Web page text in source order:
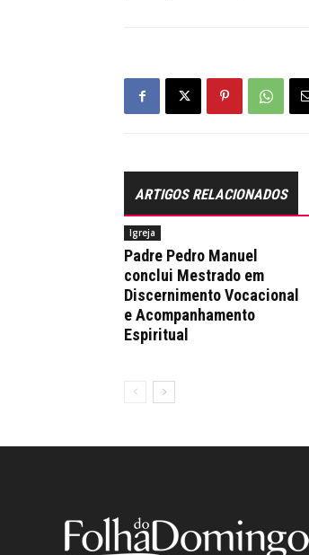
ARTIGOS RELACIONADOS
Igreja
Padre Pedro Manuel
conclui Mestrado em
Discernimento Vocacional
e Acompanhamento
Espiritual